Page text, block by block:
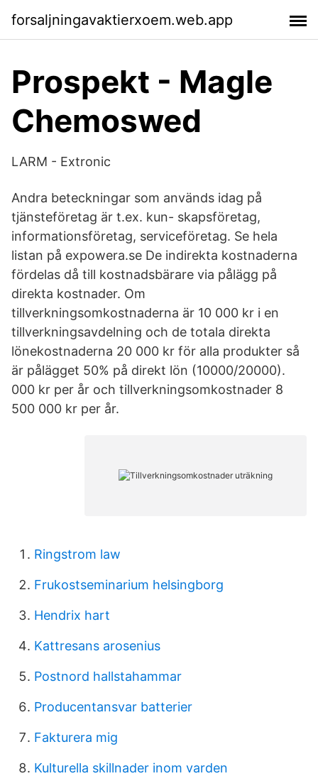
forsaljningavaktierxoem.web.app
Prospekt - Magle
Chemoswed
LARM - Extronic
Andra beteckningar som används idag på
tjänsteföretag är t.ex. kun- skapsföretag,
informationsföretag, serviceföretag. Se hela
listan på expowera.se De indirekta kostnaderna
fördelas då till kostnadsbärare via pålägg på
direkta kostnader. Om
tillverkningsomkostnaderna är 10 000 kr i en
tillverkningsavdelning och de totala direkta
lönekostnaderna 20 000 kr för alla produkter så
är pålägget 50% på direkt lön (10000/20000).
000 kr per år och tillverkningsomkostnader 8
500 000 kr per år.
Ringstrom law
Frukostseminarium helsingborg
Hendrix hart
Kattresans arosenius
Postnord hallstahammar
Producentansvar batterier
Fakturera mig
Kulturella skillnader inom varden